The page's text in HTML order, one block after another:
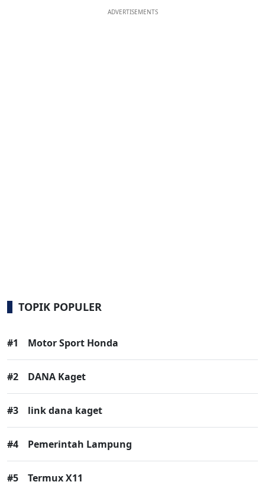
ADVERTISEMENTS
TOPIK POPULER
#1 Motor Sport Honda
#2 DANA Kaget
#3 link dana kaget
#4 Pemerintah Lampung
#5 Termux X11